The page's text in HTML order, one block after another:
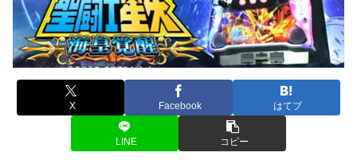
X Facebook はてブ
LINE コピー